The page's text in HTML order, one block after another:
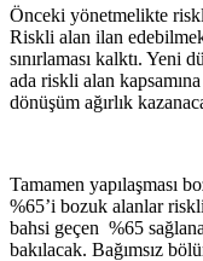
Önceki yönetmelikte
Riskli alan ilan
sınırlaması kalktı. Yeni
ada riskli alan
dönüşüm ağırlık
Tamamen yapılaşması
%65’i bozuk alanlar
bahsi geçen %65
bakılacak. Bağımsız